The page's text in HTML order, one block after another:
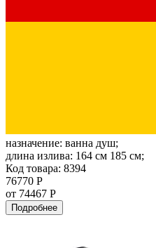
назначение: ванна душ;
длина излива: 164 см 185 см;
Код товара: 8394
76770 Р
от 74467 Р
Подробнее